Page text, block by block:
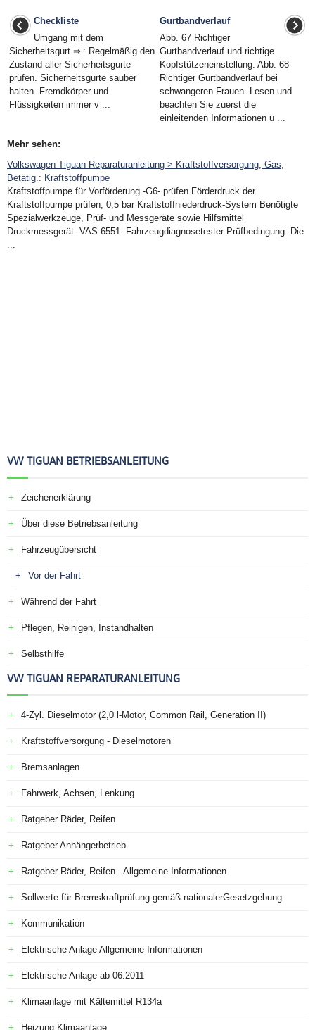
Checkliste
Umgang mit dem
Sicherheitsgurt ⇒ : Regelmäßig den
Zustand aller Sicherheitsgurte
prüfen. Sicherheitsgurte sauber
halten. Fremdkörper und
Flüssigkeiten immer v ...
Gurtbandverlauf
Abb. 67 Richtiger
Gurtbandverlauf und richtige
Kopfstützeneinstellung. Abb. 68
Richtiger Gurtbandverlauf bei
schwangeren Frauen. Lesen und
beachten Sie zuerst die
einleitenden Informationen u ...
Mehr sehen:
Volkswagen Tiguan Reparaturanleitung > Kraftstoffversorgung, Gas,
Betätig.: Kraftstoffpumpe
Kraftstoffpumpe für Vorförderung -G6- prüfen Förderdruck der
Kraftstoffpumpe prüfen, 0,5 bar Kraftstoffniederdruck-System Benötigte
Spezialwerkzeuge, Prüf- und Messgeräte sowie Hilfsmittel
Druckmessgerät -VAS 6551- Fahrzeugdiagnosetester Prüfbedingung: Die
...
VW TIGUAN BETRIEBSANLEITUNG
Zeichenerklärung
Über diese Betriebsanleitung
Fahrzeugübersicht
Vor der Fahrt
Während der Fahrt
Pflegen, Reinigen, Instandhalten
Selbsthilfe
VW TIGUAN REPARATURANLEITUNG
4-Zyl. Dieselmotor (2,0 l-Motor, Common Rail, Generation II)
Kraftstoffversorgung - Dieselmotoren
Bremsanlagen
Fahrwerk, Achsen, Lenkung
Ratgeber Räder, Reifen
Ratgeber Anhängerbetrieb
Ratgeber Räder, Reifen - Allgemeine Informationen
Sollwerte für Bremskraftprüfung gemäß nationalerGesetzgebung
Kommunikation
Elektrische Anlage Allgemeine Informationen
Elektrische Anlage ab 06.2011
Klimaanlage mit Kältemittel R134a
Heizung Klimaanlage